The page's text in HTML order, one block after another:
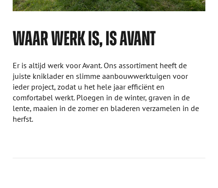
WAAR WERK IS, IS AVANT
Er is altijd werk voor Avant. Ons assortiment heeft de
juiste kniklader en slimme aanbouwwerktuigen voor
ieder project, zodat u het hele jaar efficiënt en
comfortabel werkt. Ploegen in de winter, graven in de
lente, maaien in de zomer en bladeren verzamelen in de
herfst.